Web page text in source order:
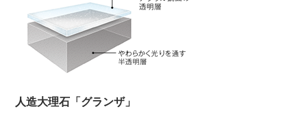
人造大理石「グランザ」